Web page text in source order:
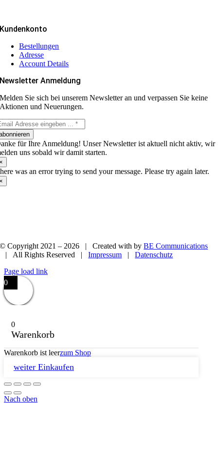
Kundenkonto
Bestellungen
Adresse
Account Details
Newsletter Anmeldung
Melden Sie sich bei unserem Newsletter an und verpassen Sie keine
Aktionen und Neuerungen.
für Ihre Anmeldung! Unser Newsletter ist aktuell nicht aktiv, wir
uns sobald wir damit starten.
was an error trying to send your message. Please try again later.
© Copyright 2021 – 2026 | Created withbyBE Communications
| All Rights Reserved |Impressum |Datenschutz
Page load link
0
0
Warenkorb
Warenkorb ist leerzum Shop
weiter Einkaufen
Nach oben